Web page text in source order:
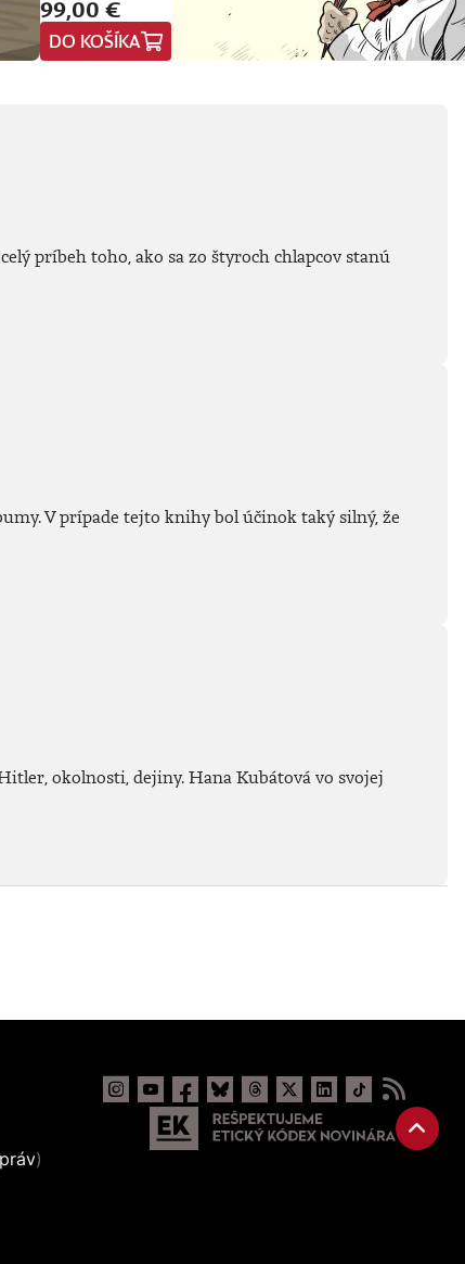
99,00 €
DO KOŠÍKA
príbeh toho, ako sa zo štyroch chlapcov stanú
V prípade tejto knihy bol účinok taký silný, že
okolnosti, dejiny. Hana Kubátová vo svojej
)